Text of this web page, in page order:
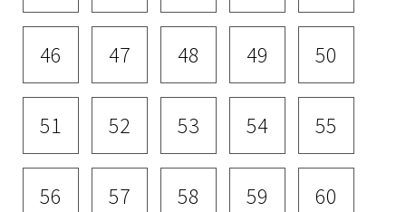
46 47 48 49 50
51 52 53 54 55
56 57 58 59 60